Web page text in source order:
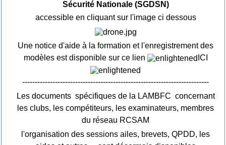
Sécurité Nationale (SGDSN)
accessible en cliquant sur l'image ci dessous
Une notice d'aide à la formation et l'enregistrement des
modèles est disponible sur ce lien
ICI
--------------------------------------------------------------------------
Les documents spécifiques de la LAMBFC concernant
les clubs, les compétiteurs, les examinateurs, membres
du réseau RCSAM
l'organisation des sessions ailes, brevets, QPDD, les